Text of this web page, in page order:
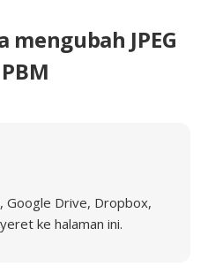
mengubah JPEG
Google Drive, Dropbox,
ke halaman ini.